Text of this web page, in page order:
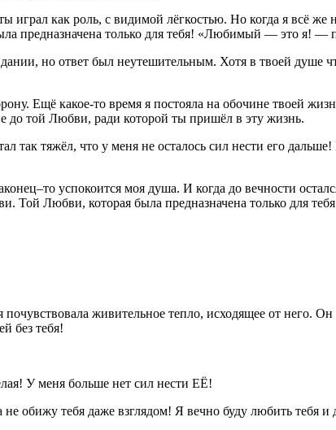
как роль, с видимой лёгкостью. Но когда я всё же
предназначена только для тебя! «Любимый — это я!
но ответ был неутешительным. Хотя в твоей душе
Ещё какое-то время я постояла на обочине твоей
до той Любви, ради которой ты пришёл в эту жизнь.
так тяжёл, что у меня не осталось сил нести его
успокоится моя душа. И когда до вечности
Той Любви, которая была предназначена только для
живительное тепло, исходящее от него.
без тебя!
У меня больше нет сил нести ЕЁ!
тебя даже взглядом! Я вечно буду любить тебя и